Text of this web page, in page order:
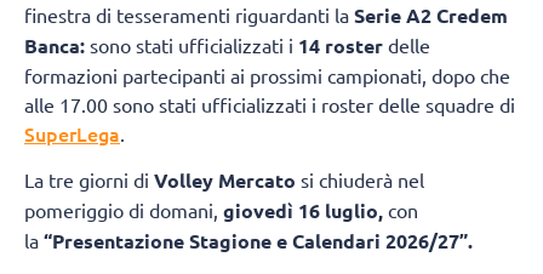
finestra di tesseramenti riguardanti la Serie A2 Credem
Banca: sono stati ufficializzati i 14 roster delle
formazioni partecipanti ai prossimi campionati, dopo che
alle 17.00 sono stati ufficializzati i roster delle squadre di
SuperLega
La tre giorni di Volley Mercato si chiuderà nel
pomeriggio di domani, giovedì 16 luglio, con
la “Presentazione Stagione e Calendari 2026/27”.